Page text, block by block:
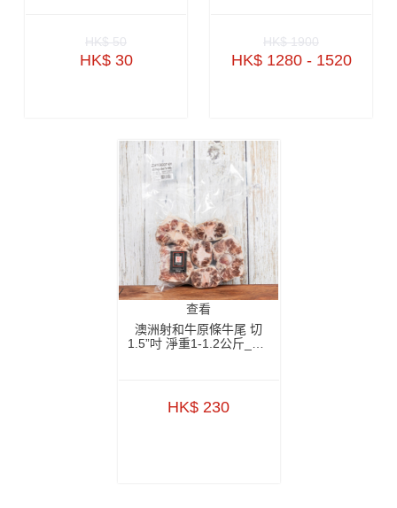
HK$ 50
HK$ 30
HK$ 1900
HK$ 1280 - 1520
查看
澳洲射和牛原條牛尾 切
1.5”吋 淨重1-1.2公斤_1.3
HK$ 230